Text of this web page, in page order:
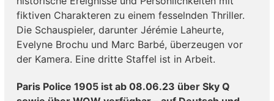
fiktiven Charakteren zu einem fesselnden Thriller.
Die Schauspieler, darunter Jérémie Laheurte,
Evelyne Brochu und Marc Barbé, überzeugen vor
der Kamera. Eine dritte Staffel ist in Arbeit.
Paris Police 1905 ist ab 08.06.23 über Sky Q